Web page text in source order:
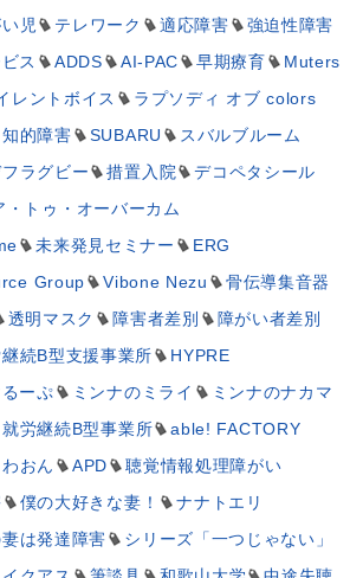
児 テレワーク 適応障害
強迫性障害
ス ADDS AI-PAC 早期療育
Muters
レントボイス
ラプソディ オブ colors
知的障害 SUBARU
スバルブルーム
ラグビー 措置入院
デコペタシール
・トゥ・オーバーカム
未来発見セミナー
ERG
Group
Vibone Nezu
骨伝導集音器
透明マスク 障害者差別
障がい者差別
続B型支援事業所
HYPRE
ーぷ
ミンナのミライ
ミンナのナカマ
就労継続B型事業所
able! FACTORY
わおん APD
聴覚情報処理障がい
僕の大好きな妻！
ナナトエリ
は発達障害
シリーズ「一つじゃない」